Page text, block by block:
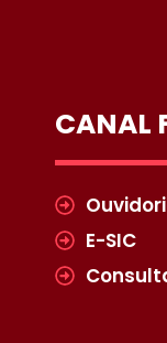
CANAL
E-SIC